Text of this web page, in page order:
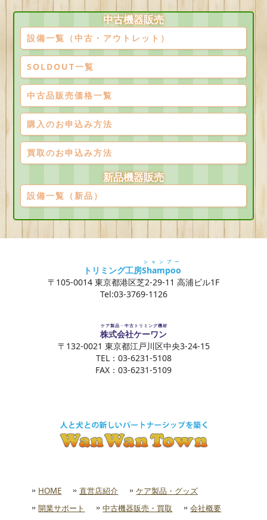
中古機器販売
設備一覧（中古・アウトレット）
SOLDOUT一覧
中古品販売価格一覧
購入のお申込み方法
買取のお申込み方法
新品機器販売
設備一覧（新品）
トリミング工房Shampoo
シャンプー
〒105-0014 東京都港区芝2-29-11 高浦ビル1F
Tel:03-3769-1126
株式会社ケーワン
ケア製品・中古トリミング機材
〒132-0021 東京都江戸川区中央3-24-15
TEL：03-6231-5108
FAX：03-6231-5109
HOME 直営店紹介
ケア製品・グッズ
開業サポート
中古機器販売・買取 会社概要